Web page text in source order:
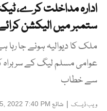
ادارہ مداخلت کرے،
ستمبر میں الیکشن
ملک کا دیوالیہ ہونے جا
عوامی مسلم لیگ کے
سے خطاب
ویب ڈیسک | شائع 2022 7:40 PM